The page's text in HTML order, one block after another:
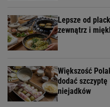
Lepsze od
zewnątrz i
Większość
dodać szczyptę
niejadków